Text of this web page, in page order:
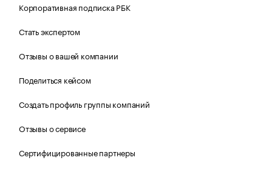
Корпоративная подписка РБК
Стать экспертом
Отзывы о вашей компании
Поделиться кейсом
Создать профиль группы компаний
Отзывы о сервисе
Сертифицированные партнеры